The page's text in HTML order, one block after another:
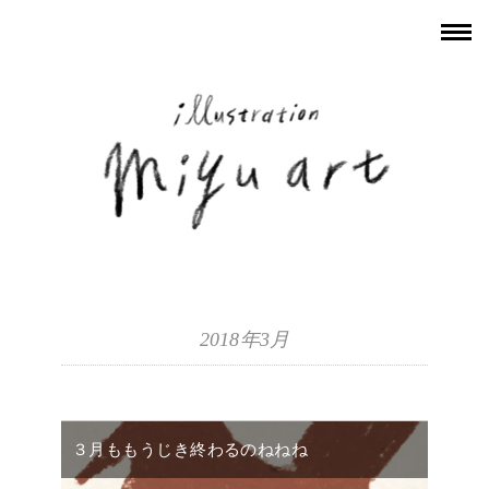
2018年3月
３月ももうじき終わるのねねね